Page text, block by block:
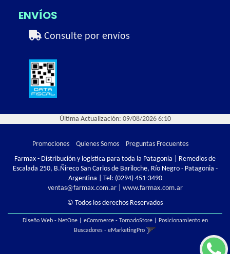
ENVÍOS
Consulte por envíos
Última Actualización: 09/08/2026 6:10
Promociones Quienes Somos
Preguntas Frecuentes
Farmax - Distribución y logística para toda la Patagonia | Remedios de
Escalada 250, B.Ñireco San Carlos de Bariloche, Río Negro - Patagonia -
Argentina | Tel: (0294) 451-3490
ventas@farmax.com.ar| www.farmax.com.ar
© Todos los derechos Reservados
Diseño Web - NetOne| eCommerce - TornadoStore|
Posicionamiento en
Buscadores - eMarketingPro